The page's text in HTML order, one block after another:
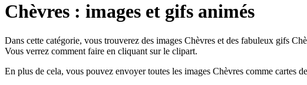
Chèvres : images et gifs animés
Dans cette catégorie, vous trouverez des images Chèvres et des fabuleux gifs
Vous verrez comment faire en cliquant sur le clipart.
En plus de cela, vous pouvez envoyer toutes les images Chèvres comme